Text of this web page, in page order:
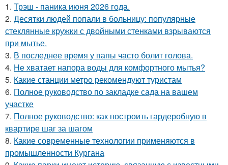
1. Трэш - паника июня 2026 года.
2. Десятки людей попали в больницу: популярные
стеклянные кружки с двойными стенками взрываются
при мытье.
3. В последнее время у папы часто болит голова.
4. Не хватает напора воды для комфортного мытья?
5. Какие станции метро рекомендуют туристам
6. Полное руководство по закладке сада на вашем
участке
7. Полное руководство: как построить гардеробную в
квартире шаг за шагом
8. Какие современные технологии применяются в
промышленности Кургана